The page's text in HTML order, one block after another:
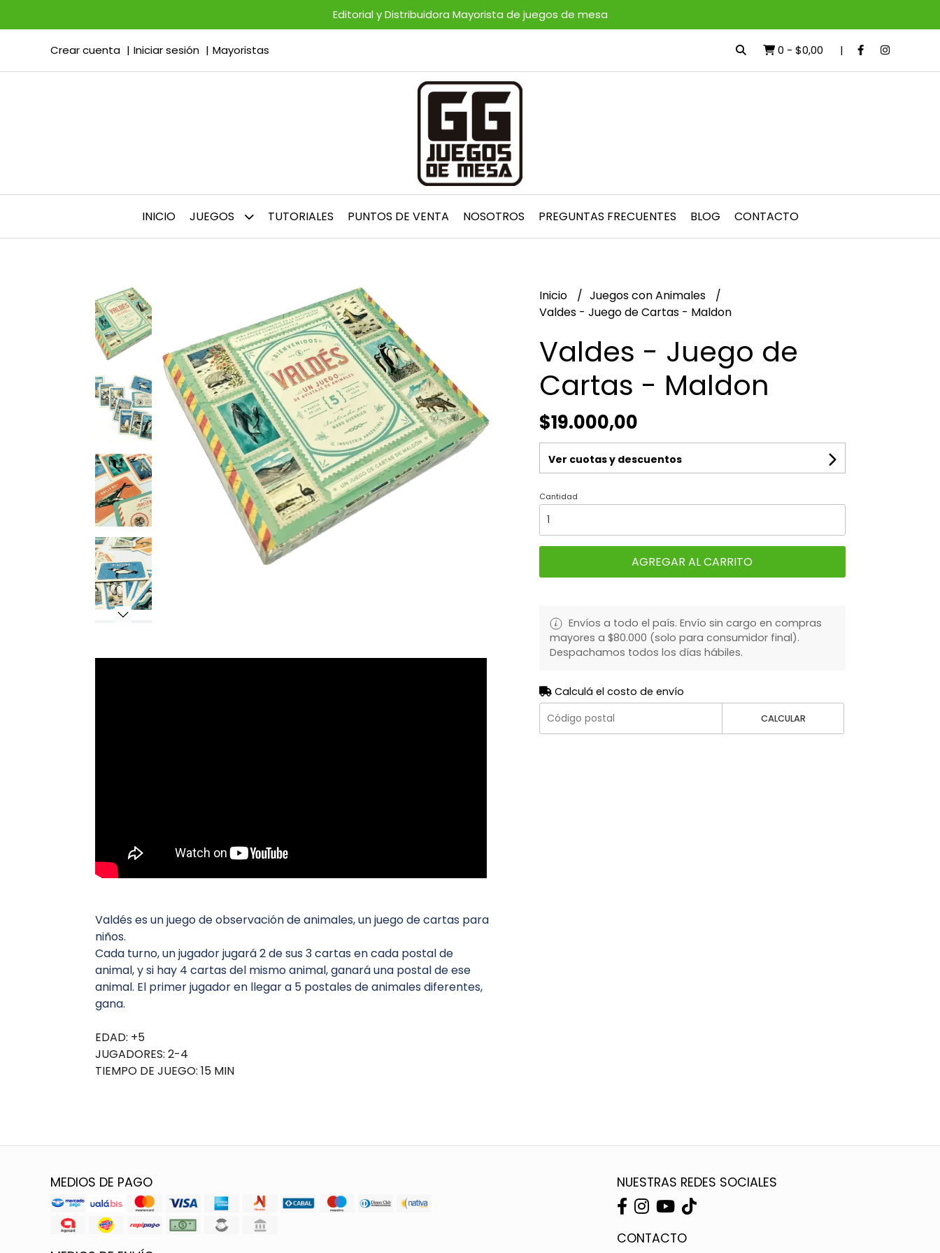
Editorial y Distribuidora Mayorista de juegos de mesa
Crear cuenta Iniciar sesión Mayoristas 0 - $0,00
INICIO JUEGOS TUTORIALES PUNTOS DE VENTA NOSOTROS PREGUNTAS FRECUENTES BLOG CONTACTO
Valdés es un juego de observación de animales, un juego de cartas para
niños.
Cada turno, un jugador jugará 2 de sus 3 cartas en cada postal de
animal, y si hay 4 cartas del mismo animal, ganará una postal de ese
animal. El primer jugador en llegar a 5 postales de animales diferentes,
gana.
EDAD: +5
JUGADORES: 2-4
TIEMPO DE JUEGO: 15 MIN
Inicio
Juegos con Animales
Valdes - Juego de Cartas - Maldon
Valdes - Juego de
Cartas - Maldon
$19.000,00
Ver cuotas y descuentos
Cantidad
AGREGAR AL CARRITO
Envíos a todo el país. Envío sin cargo en compras
mayores a $80.000 (solo para consumidor final).
Despachamos todos los días hábiles.
Calculá el costo de envío
CALCULAR
MEDIOS DE PAGO NUESTRAS REDES SOCIALES
CONTACTO